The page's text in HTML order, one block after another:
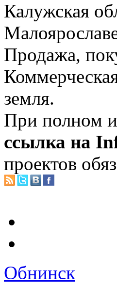
Калужская
Продажа,
земля.
При полном
ссылка на
проектов
Обнинск